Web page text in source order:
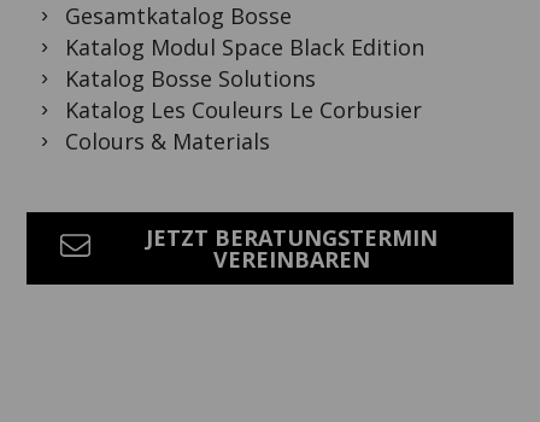
Gesamtkatalog Bosse
Katalog Modul Space Black Edition
Katalog Bosse Solutions
Katalog Les Couleurs Le Corbusier
Colours & Materials
JETZT BERATUNGSTERMIN
VEREINBAREN